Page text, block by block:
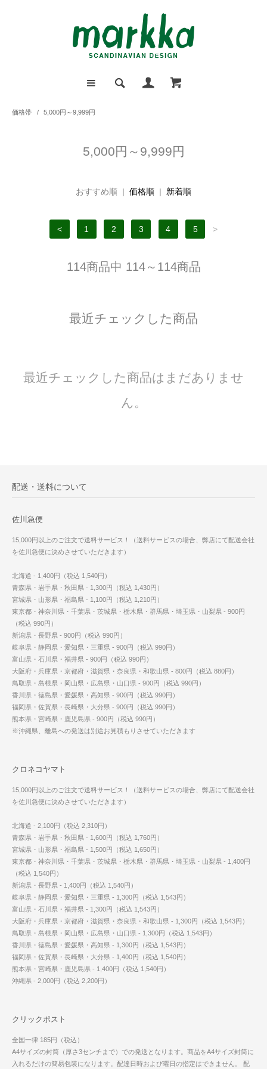
価格帯 / 5,000円～9,999円
5,000円～9,999円
おすすめ順 | 価格順 | 新着順
< 1 2 3 4 5 >
114商品中 114～114商品
最近チェックした商品
最近チェックした商品はまだありませ
ん。
配送・送料について
佐川急便
15,000円以上のご注文で送料サービス！（送料サービスの場合、弊店にて配送会社
を佐川急便に決めさせていただきます）
北海道 - 1,400円（税込 1,540円）
青森県・岩手県・秋田県 - 1,300円（税込 1,430円）
宮城県・山形県・福島県 - 1,100円（税込 1,210円）
東京都・神奈川県・千葉県・茨城県・栃木県・群馬県・埼玉県・山梨県 - 900円
（税込 990円）
新潟県・長野県 - 900円（税込 990円）
岐阜県・静岡県・愛知県・三重県 - 900円（税込 990円）
富山県・石川県・福井県 - 900円（税込 990円）
大阪府・兵庫県・京都府・滋賀県・奈良県・和歌山県 - 800円（税込 880円）
鳥取県・島根県・岡山県・広島県・山口県 - 900円（税込 990円）
香川県・徳島県・愛媛県・高知県 - 900円（税込 990円）
福岡県・佐賀県・長崎県・大分県 - 900円（税込 990円）
熊本県・宮崎県・鹿児島県 - 900円（税込 990円）
※沖縄県、離島への発送は別途お見積もりさせていただきます
クロネコヤマト
15,000円以上のご注文で送料サービス！（送料サービスの場合、弊店にて配送会社
を佐川急便に決めさせていただきます）
北海道 - 2,100円（税込 2,310円）
青森県・岩手県・秋田県 - 1,600円（税込 1,760円）
宮城県・山形県・福島県 - 1,500円（税込 1,650円）
東京都・神奈川県・千葉県・茨城県・栃木県・群馬県・埼玉県・山梨県 - 1,400円
（税込 1,540円）
新潟県・長野県 - 1,400円（税込 1,540円）
岐阜県・静岡県・愛知県・三重県 - 1,300円（税込 1,543円）
富山県・石川県・福井県 - 1,300円（税込 1,543円）
大阪府・兵庫県・京都府・滋賀県・奈良県・和歌山県 - 1,300円（税込 1,543円）
鳥取県・島根県・岡山県・広島県・山口県 - 1,300円（税込 1,543円）
香川県・徳島県・愛媛県・高知県 - 1,300円（税込 1,543円）
福岡県・佐賀県・長崎県・大分県 - 1,400円（税込 1,540円）
熊本県・宮崎県・鹿児島県 - 1,400円（税込 1,540円）
沖縄県 - 2,000円（税込 2,200円）
クリックポスト
全国一律 185円（税込）
A4サイズの封筒（厚さ3センチまで）での発送となります。商品をA4サイズ封筒に
入れるだけの簡易包装になります。配達日時および曜日の指定はできません。 配